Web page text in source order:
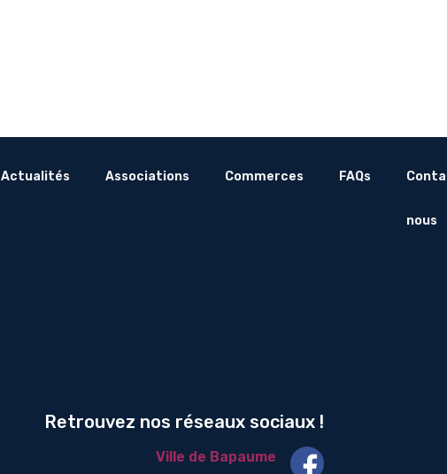
Actualités Associations Commerces FAQs
nous
Retrouvez nos réseaux sociaux !
Ville de Bapaume